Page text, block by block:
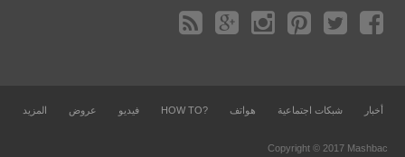
أخبار شبكات اجتماعية هواتف ?HOW TO فيديو عروض المزيد
Copyright © 2017 Mashbac